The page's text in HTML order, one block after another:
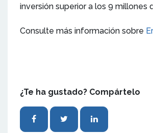
inversión superior a los 9 millones
Consulte más información sobre
¿Te ha gustado? Compártelo